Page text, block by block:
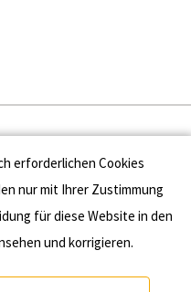
erforderlichen Cookies
nur mit Ihrer Zustimmung
für diese Website in den
und korrigieren.